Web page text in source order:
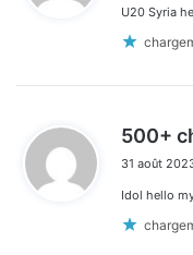
U20 Syria
500+
31 août
Idol hello